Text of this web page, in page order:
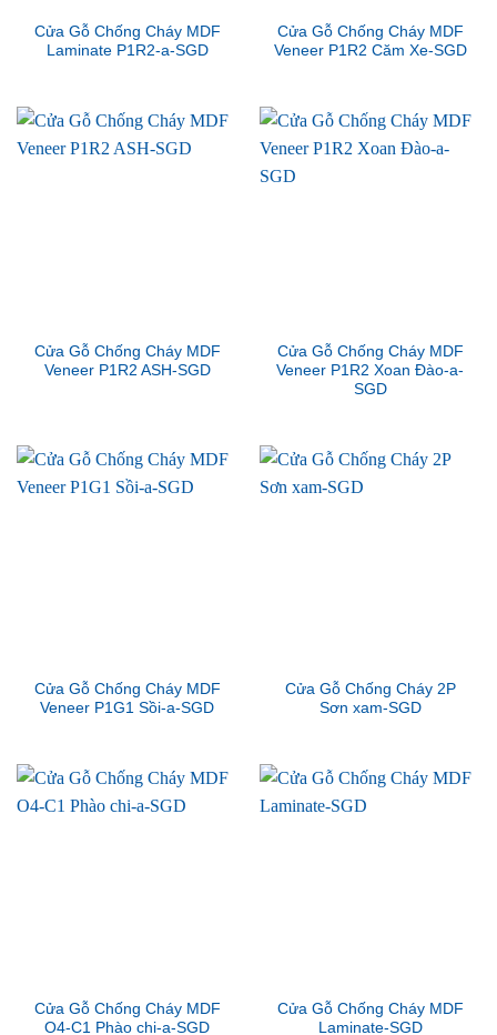
Cửa Gỗ Chống Cháy MDF
Laminate P1R2-a-SGD
Cửa Gỗ Chống Cháy MDF
Veneer P1R2 Căm Xe-SGD
Cửa Gỗ Chống Cháy MDF
Veneer P1R2 ASH-SGD
Cửa Gỗ Chống Cháy MDF
Veneer P1R2 Xoan Đào-a-
SGD
Cửa Gỗ Chống Cháy MDF
Veneer P1G1 Sồi-a-SGD
Cửa Gỗ Chống Cháy 2P
Sơn xam-SGD
Cửa Gỗ Chống Cháy MDF
O4-C1 Phào chi-a-SGD
Cửa Gỗ Chống Cháy MDF
Laminate-SGD